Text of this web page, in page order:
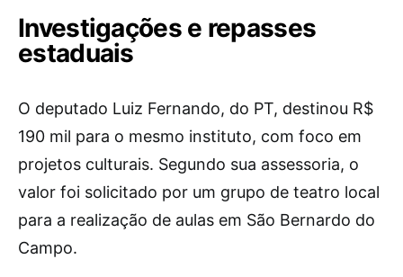
Investigações e repasses
estaduais
O deputado Luiz Fernando, do PT, destinou R$
190 mil para o mesmo instituto, com foco em
projetos culturais. Segundo sua assessoria, o
valor foi solicitado por um grupo de teatro local
para a realização de aulas em São Bernardo do
Campo.